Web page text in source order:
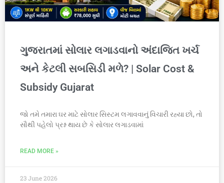
ગુજરાતમાં સોલાર લગાડવાનો અંદાજિત ખર્ચ
અને કેટલી સબસિડી મળે? | Solar Cost &
Subsidy Gujarat
જો તમે તમારા ઘર માટે સોલાર સિસ્ટમ લગાવવાનું વિચારી રહ્યા છો, તો
સૌથી પહેલો પ્રશ્ન થાય છે કે સોલાર લગાડવામાં
READ MORE »
23 June 2026